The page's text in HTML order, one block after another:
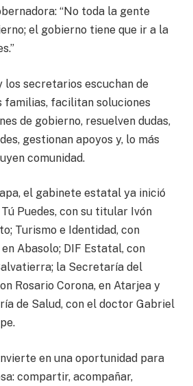
“No toda la gente
el gobierno tiene que ir a la
los secretarios escuchan de
familias, facilitan soluciones
de gobierno, resuelven dudas,
gestionan apoyos y, lo más
comunidad.
el gabinete estatal ya inició
Puedes, con su titular Ivón
Turismo e Identidad, con
Abasolo; DIF Estatal, con
la Secretaría del
Rosario Corona, en Atarjea y
de Salud, con el doctor Gabriel
en una oportunidad para
compartir, acompañar,